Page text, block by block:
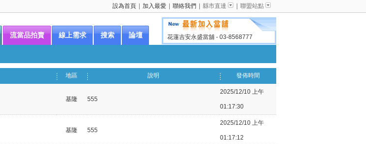
設為首頁 加入最愛 聯絡我們 縣市直達 聯盟站點
流當品拍賣 線上需求 搜索 論壇 花蓮吉安永盛當舖 - 03-8568777
台南當舖推薦|永康光南當舖- 06-
3027700
- 08-7801777
台南新市當舖｜新市借款推薦
地區 說明 發佈時間
基隆 555
2025/12/10 上午
01:17:30
基隆 555
2025/12/10 上午
01:17:12